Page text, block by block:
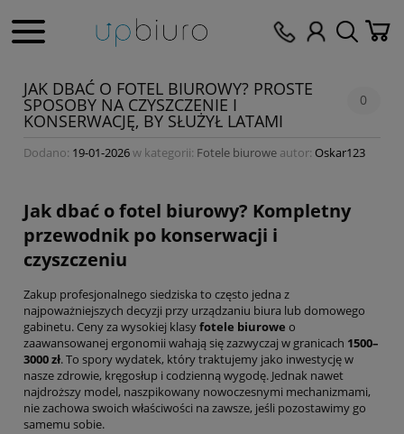
JAK DBAĆ O FOTEL BIUROWY? PROSTE
SPOSOBY NA CZYSZCZENIE I
KONSERWACJĘ, BY SŁUŻYŁ LATAMI
0
Dodano: 19-01-2026w kategorii: Fotele biurowe autor: Oskar123
Jak dbać o fotel biurowy? Kompletny
przewodnik po konserwacji i
czyszczeniu
Zakup profesjonalnego siedziska to często jedna z
najpoważniejszych decyzji przy urządzaniu biura lub domowego
gabinetu. Ceny za wysokiej klasyfotele biurowe o
zaawansowanej ergonomii wahają się zazwyczaj w granicach 1500–
3000 zł. To spory wydatek, który traktujemy jako inwestycję w
nasze zdrowie, kręgosłup i codzienną wygodę. Jednak nawet
najdroższy model, naszpikowany nowoczesnymi mechanizmami,
nie zachowa swoich właściwości na zawsze, jeśli pozostawimy go
samemu sobie.